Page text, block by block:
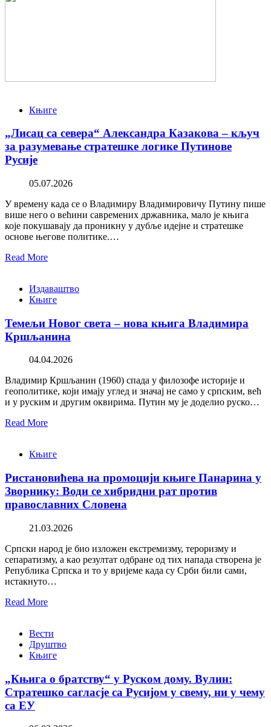
Књиге
„Лисац са севера“ Александра Казакова – кључ
за разумевање стратешке логике Путинове
Русије
05.07.2026
У времену када се о Владимиру Владимировичу Путину пише
више него о већини савремених државника, мало је књига
које покушавају да проникну у дубље идејне и стратешке
основе његове политике.…
Read More
Издаваштво
Књиге
Темељи Новог света – нова књига Владимира
Кршљанина
04.04.2026
Владимир Кршљанин (1960) спада у филозофе историје и
геополитике, који имају углед и значај не само у српским, већ
и у руским и другим оквирима. Путин му је доделио руско…
Read More
Књиге
Ристановићева на промоцији књиге Панарина у
Зворнику: Води се хибридни рат против
православних Словена
21.03.2026
Српски народ је био изложен екстремизму, тероризму и
сепаратизму, а као резултат одбране од тих напада створена је
Република Српска и то у вријеме када су Срби били сами,
истакнуто…
Read More
Вести
Друштво
Књиге
„Књига о братству“ у Руском дому. Вулин:
Стратешко сагласје са Русијом у свему, ни у чему
са ЕУ